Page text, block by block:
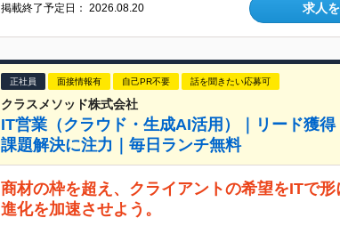
掲載終了予定日：2026.08.20 求人
正社員 面接情報有 自己PR不要 話を聞きたい応募可
クラスメソッド株式会社
IT営業（クラウド・生成AI活用）｜リード獲
課題解決に注力｜毎日ランチ無料
商材の枠を超え、クライアントの希望をITで
進化を加速させよう。